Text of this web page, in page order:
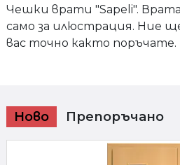
Чешки врати "Sapeli".
само за илюстрация. Ние
вас точно както поръчате.
Ново Препоръчано